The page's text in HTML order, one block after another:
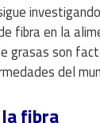
fibra en la
grasas son
del
fibra